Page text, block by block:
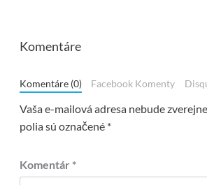
Komentáre
Komentáre (0) Facebook Komenty
Vaša e-mailová adresa nebude
polia sú označené *
Komentár *